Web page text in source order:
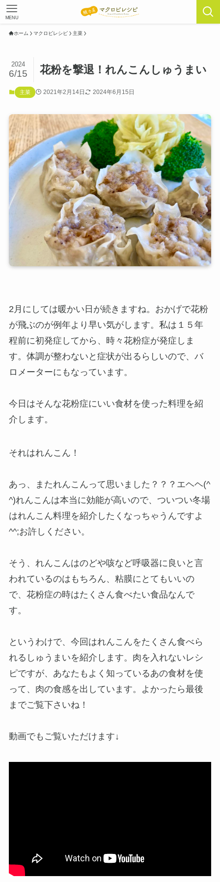
MENU
ホーム マクロビレシピ 主菜
花粉を撃退！れんこんしゅうまい
2024
6/15
主菜 2021年2月14日 2024年6月15日
2月にしては暖かい日が続きますね。おかげで花粉
が飛ぶのが例年より早い気がします。私は１５年
程前に初発症してから、時々花粉症が発症しま
す。体調が整わないと症状が出るらしいので、バ
ロメーターにもなっています。
今日はそんな花粉症にいい食材を使った料理を紹
介します。
それはれんこん！
あっ、またれんこんって思いました？？？エヘヘ(^
^)れんこんは本当に効能が高いので、ついつい冬場
はれんこん料理を紹介したくなっちゃうんですよ
^^;お許しください。
そう、れんこんはのどや咳など呼吸器に良いと言
われているのはもちろん、粘膜にとてもいいの
で、花粉症の時はたくさん食べたい食品なんで
す。
というわけで、今回はれんこんをたくさん食べら
れるしゅうまいを紹介します。肉を入れないレシ
ピですが、あなたもよく知っているあの食材を使
って、肉の食感を出しています。よかったら最後
までご覧下さいね！
動画でもご覧いただけます↓